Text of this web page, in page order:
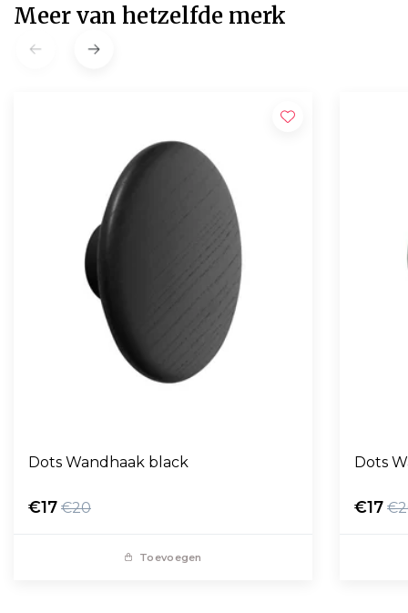
Meer van hetzelfde merk
Dots Wandhaak black
€17 €20
Toevoegen
Dots
€17